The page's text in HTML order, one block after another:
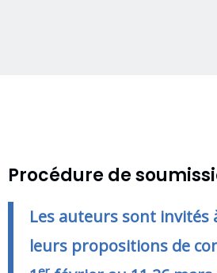
Procédure de
Les auteurs sont invités
leurs propositions de